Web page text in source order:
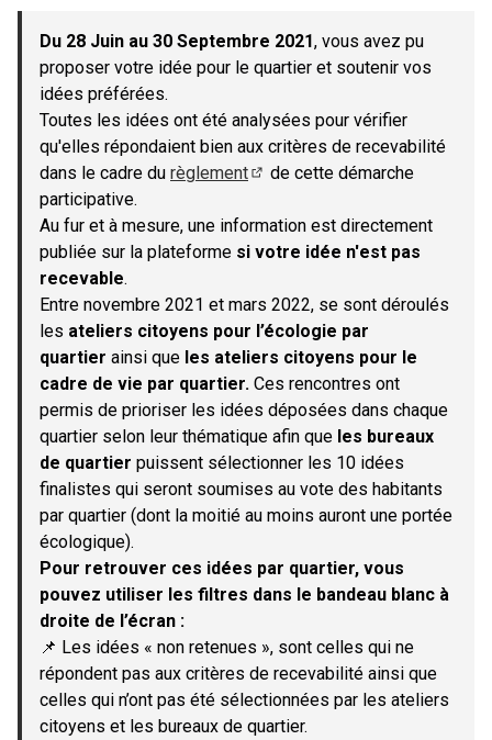
−
Du 28 Juin au 30 Septembre 2021, vous avez pu
proposer votre idée pour le quartier et soutenir vos
idées préférées.
Toutes les idées ont été analysées pour vérifier
qu'elles répondaient bien aux critères de recevabilité
dans le cadre du règlement
de cette démarche
participative.
Au fur et à mesure, une information est directement
publiée sur la plateforme si votre idée n'est pas
recevable.
Entre novembre 2021 et mars 2022, se sont déroulés
les ateliers citoyens pour l’écologie par
quartier ainsi que les ateliers citoyens pour le
cadre de vie par quartier. Ces rencontres ont
permis de prioriser les idées déposées dans chaque
quartier selon leur thématique afin que les bureaux
de quartier puissent sélectionner les 10 idées
finalistes qui seront soumises au vote des habitants
par quartier (dont la moitié au moins auront une portée
écologique).
Pour retrouver ces idées par quartier, vous
pouvez utiliser les filtres dans le bandeau blanc à
droite de l’écran :
📌 Les idées « non retenues », sont celles qui ne
répondent pas aux critères de recevabilité ainsi que
celles qui n’ont pas été sélectionnées par les ateliers
citoyens et les bureaux de quartier.